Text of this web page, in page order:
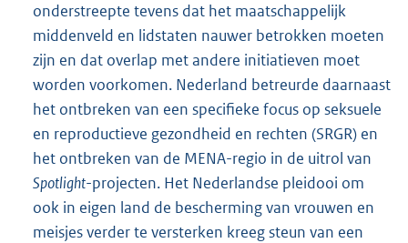
onderstreepte tevens dat het maatschappelijk
middenveld en lidstaten nauwer betrokken moeten
zijn en dat overlap met andere initiatieven moet
worden voorkomen. Nederland betreurde daarnaast
het ontbreken van een specifieke focus op seksuele
en reproductieve gezondheid en rechten (SRGR) en
het ontbreken van de MENA-regio in de uitrol van
Spotlight-projecten. Het Nederlandse pleidooi om
ook in eigen land de bescherming van vrouwen en
meisjes verder te versterken kreeg steun van een